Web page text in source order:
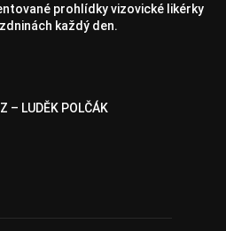
prohlídky vizovické likérky
každý den.
– LUDĚK POLČÁK